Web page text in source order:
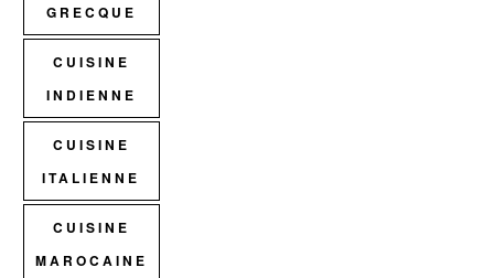
GRECQUE
CUISINE
INDIENNE
CUISINE
ITALIENNE
CUISINE
MAROCAINE